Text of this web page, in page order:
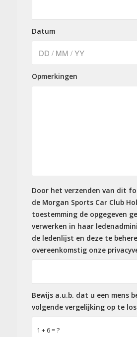
Datum
Opmerkingen
Door het verzenden van dit
de Morgan Sports Car Club
toestemming de opgegeven
verwerken in haar
de ledenlijst en deze te
overeenkomstig onze
1 + 6 = ?
Bewijs a.u.b. dat u een mens
volgende vergelijking op te